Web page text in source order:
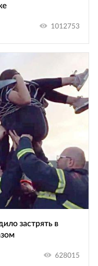
1012753
застрять в
628015